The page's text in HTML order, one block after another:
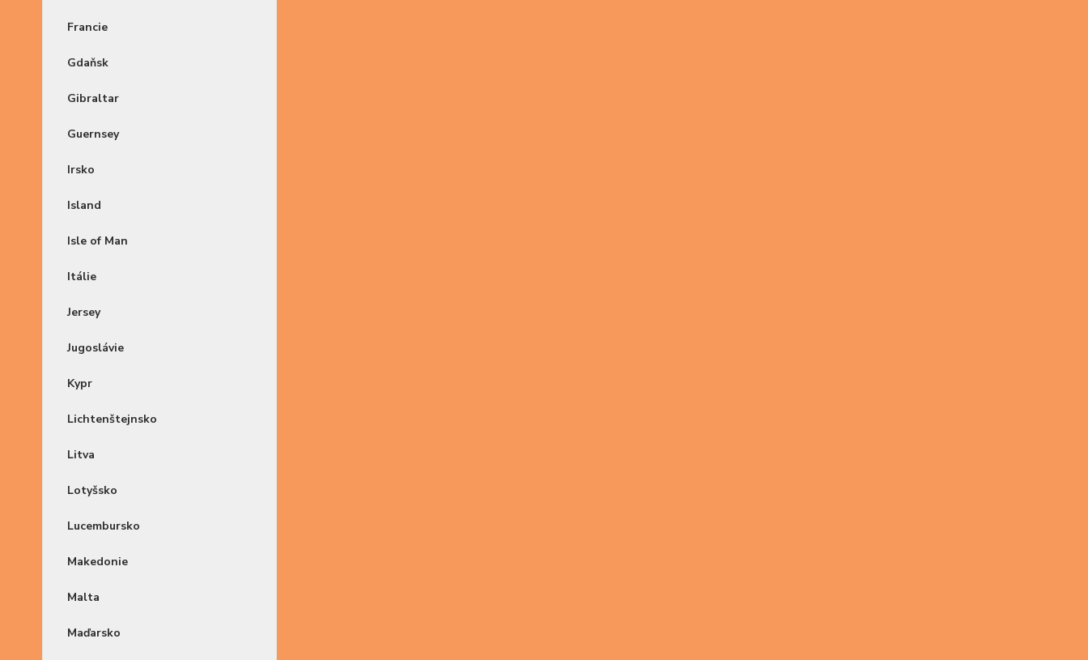
Francie
Gdaňsk
Gibraltar
Guernsey
Irsko
Island
Isle of Man
Itálie
Jersey
Jugoslávie
Kypr
Lichtenštejnsko
Litva
Lotyšsko
Lucembursko
Makedonie
Malta
Maďarsko